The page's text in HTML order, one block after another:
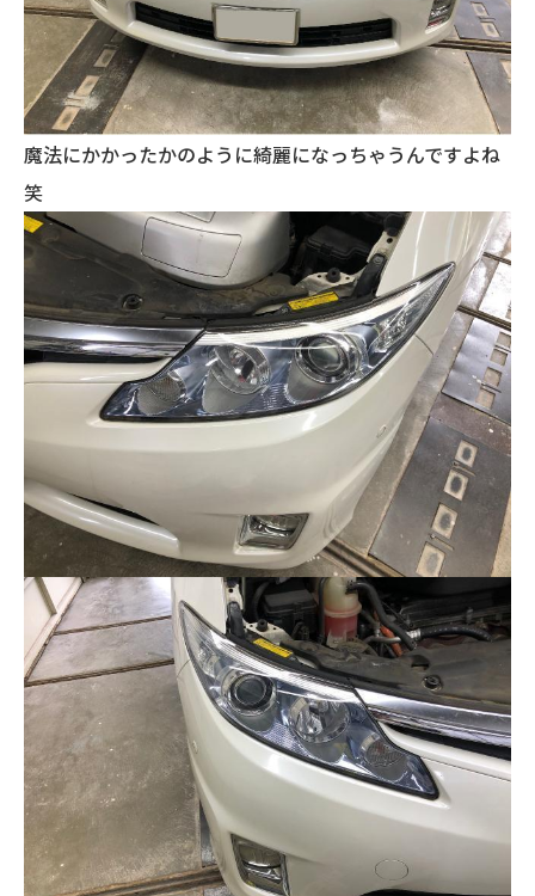
魔法にかかったかのように綺麗になっちゃうんですよね
笑